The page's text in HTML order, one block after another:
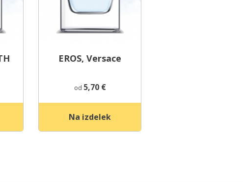
EROS, Versace
od 5,70 €
Na izdelek